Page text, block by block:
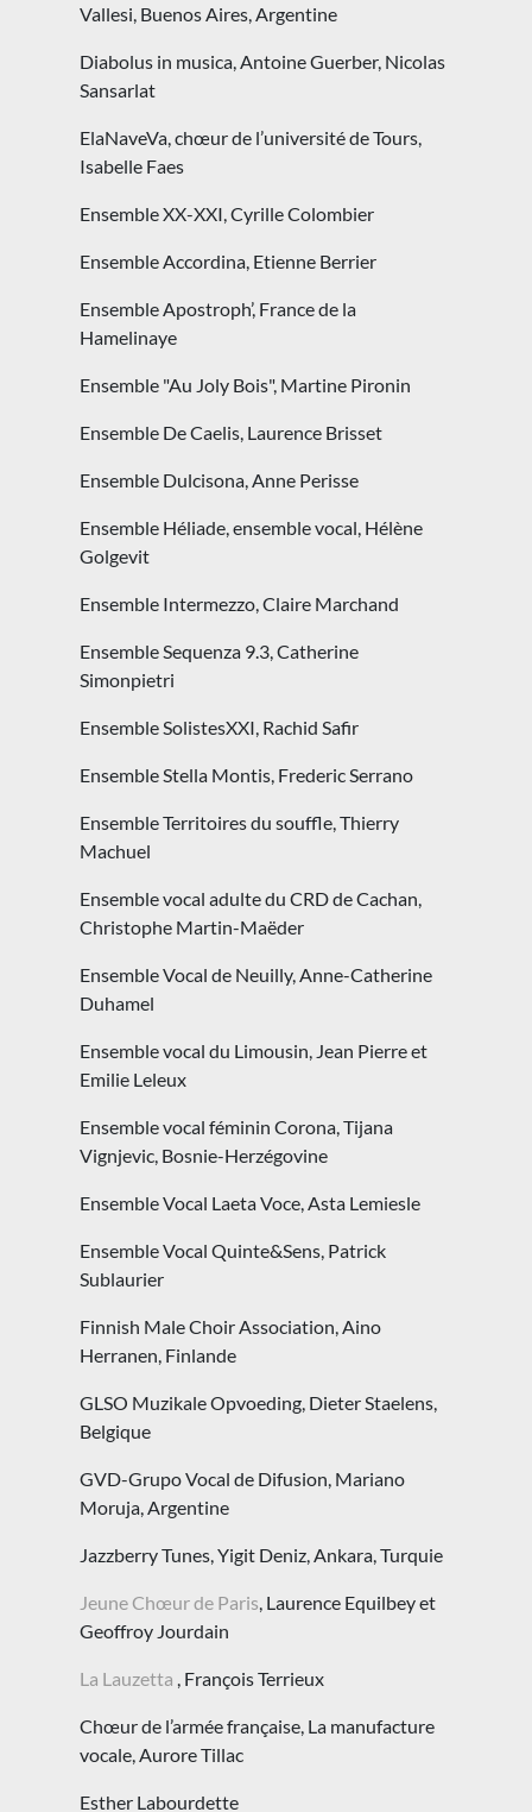
Vallesi, Buenos Aires, Argentine
Diabolus in musica, Antoine Guerber, Nicolas
Sansarlat
ElaNaveVa, chœur de l’université de Tours,
Isabelle Faes
Ensemble XX-XXI, Cyrille Colombier
Ensemble Accordina, Etienne Berrier
Ensemble Apostroph’, France de la
Hamelinaye
Ensemble "Au Joly Bois", Martine Pironin
Ensemble De Caelis, Laurence Brisset
Ensemble Dulcisona, Anne Perisse
Ensemble Héliade, ensemble vocal, Hélène
Golgevit
Ensemble Intermezzo, Claire Marchand
Ensemble Sequenza 9.3, Catherine
Simonpietri
Ensemble SolistesXXI, Rachid Safir
Ensemble Stella Montis, Frederic Serrano
Ensemble Territoires du souffle, Thierry
Machuel
Ensemble vocal adulte du CRD de Cachan,
Christophe Martin-Maëder
Ensemble Vocal de Neuilly, Anne-Catherine
Duhamel
Ensemble vocal du Limousin, Jean Pierre et
Emilie Leleux
Ensemble vocal féminin Corona, Tijana
Vignjevic, Bosnie-Herzégovine
Ensemble Vocal Laeta Voce, Asta Lemiesle
Ensemble Vocal Quinte&Sens, Patrick
Sublaurier
Finnish Male Choir Association, Aino
Herranen, Finlande
GLSO Muzikale Opvoeding, Dieter Staelens,
Belgique
GVD-Grupo Vocal de Difusion, Mariano
Moruja, Argentine
Jazzberry Tunes, Yigit Deniz, Ankara, Turquie
Jeune Chœur de Paris , Laurence Equilbey et
Geoffroy Jourdain
La Lauzetta , François Terrieux
Chœur de l’armée française, La manufacture
vocale, Aurore Tillac
Esther Labourdette